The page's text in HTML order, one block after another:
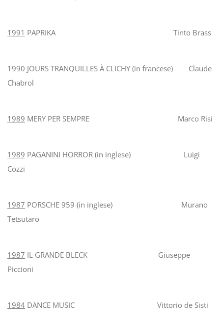
1991 PAPRIKA Tinto Brass
1990 JOURS TRANQUILLES À CLICHY (in francese) Claude
Chabrol
1989 MERY PER SEMPRE Marco Risi
1989 PAGANINI HORROR (in inglese) Luigi
Cozzi
1987 PORSCHE 959 (in inglese) Murano
Tetsutaro
1987 IL GRANDE BLECK Giuseppe
Piccioni
1984 DANCE MUSIC Vittorio de Sisti